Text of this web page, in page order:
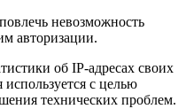
невозможность
авторизации.
об IP-адресах своих
с целью
технических проблем.